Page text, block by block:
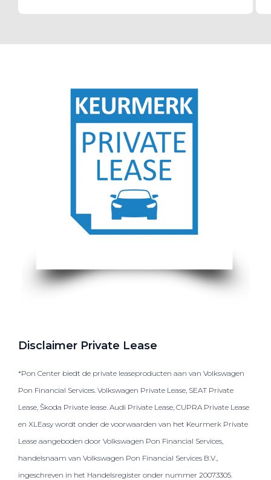
Disclaimer Private Lease
*Pon Center biedt de private leaseproducten aan van Volkswagen
Pon Financial Services. Volkswagen Private Lease, SEAT Private
Lease, Škoda Private lease. Audi Private Lease, CUPRA Private Lease
en XLEasy wordt onder de voorwaarden van het Keurmerk Private
Lease aangeboden door Volkswagen Pon Financial Services,
handelsnaam van Volkswagen Pon Financial Services B.V.,
ingeschreven in het Handelsregister onder nummer 20073305.